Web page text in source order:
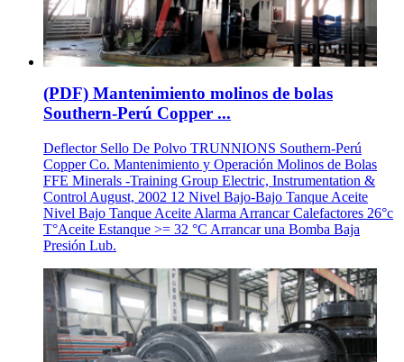
(PDF) Mantenimiento molinos de bolas
Southern-Perú Copper ...
Deflector Sello De Polvo TRUNNIONS Southern-Perú
Copper Co. Mantenimiento y Operación Molinos de Bolas
FFE Minerals -Training Group Electric, Instrumentation &
Control August, 2002 12 Nivel Bajo-Bajo Tanque Aceite
Nivel Bajo Tanque Aceite Alarma Arrancar Calefactores 26°c
T°Aceite Estanque >= 32 °C Arrancar una Bomba Baja
Presión Lub.